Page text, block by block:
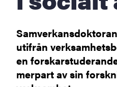
utifrån
en
merpart av sin